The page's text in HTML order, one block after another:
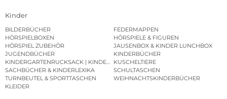
Kinder
BILDERBÜCHER
FEDERMAPPEN
HÖRSPIELBOXEN
HÖRSPIELE & FIGUREN
HÖRSPIEL ZUBEHÖR
JAUSENBOX & KINDER LUNCHBOX
JUGENDBÜCHER
KINDERBÜCHER
KINDERGARTENRUCKSACK | KINDERGARTENBEUTEL
KUSCHELTIERE
SACHBÜCHER & KINDERLEXIKA
SCHULTASCHEN
TURNBEUTEL & SPORTTASCHEN
WEIHNACHTSKINDERBÜCHER
KLEIDER